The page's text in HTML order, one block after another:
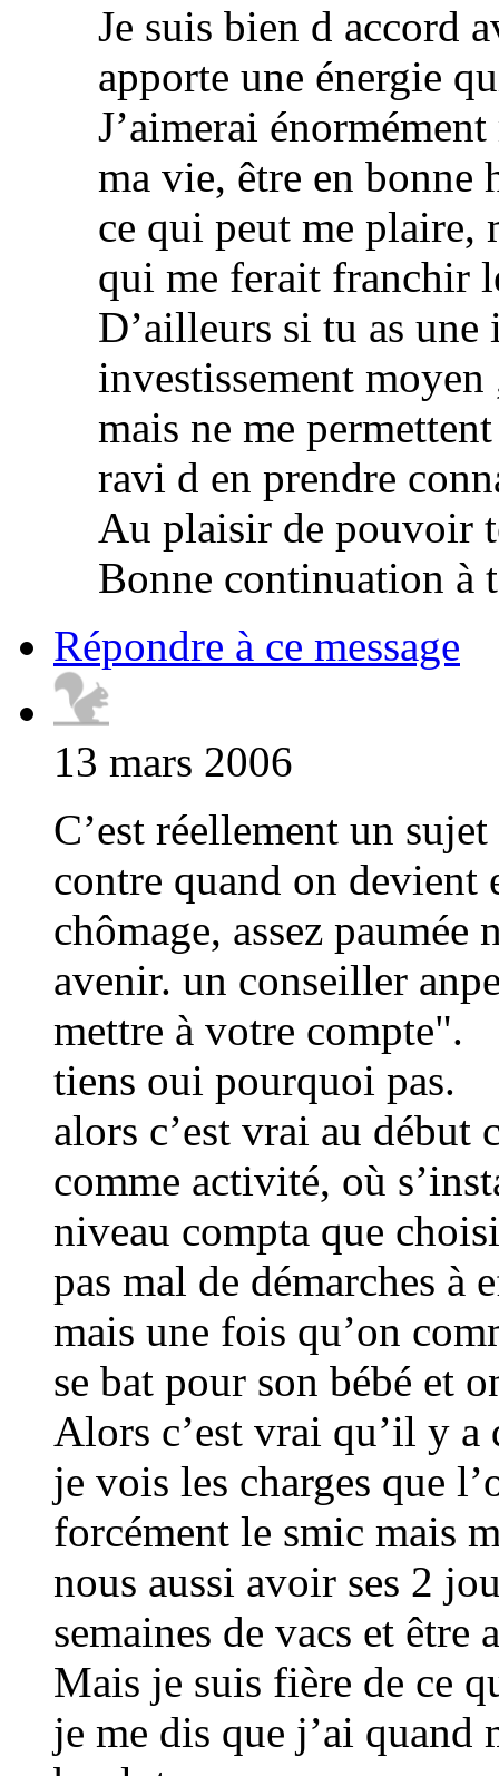
Je suis bien d accord
apporte une énergie
J’aimerai
ma vie, être en bonne
ce qui peut me plaire,
qui me ferait franchir
D’ailleurs si tu as une
investissement
mais ne me
ravi d en prendre
Au plaisir de pouvoir
Bonne continuation à
Répondre à ce message
13 mars 2006
C’est réellement un
contre quand on devient
chômage, assez paumée
avenir. un conseiller
mettre à votre compte".
tiens oui pourquoi pas.
alors c’est vrai au début
comme activité, où
niveau compta que
pas mal de démarches à
mais une fois qu’on
se bat pour son bébé et
Alors c’est vrai qu’il y a
je vois les charges que
forcément le smic mais
nous aussi avoir ses 2
semaines de vacs et être
Mais je suis fière de ce
je me dis que j’ai quand